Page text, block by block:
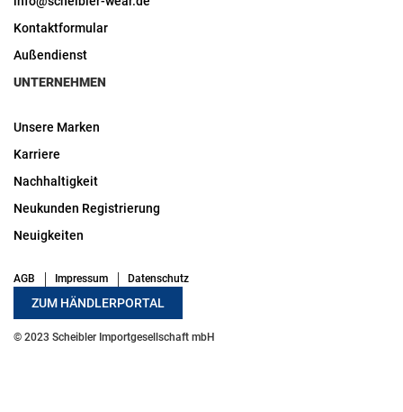
Kontaktformular
Außendienst
UNTERNEHMEN
Unsere Marken
Karriere
Nachhaltigkeit
Neukunden Registrierung
Neuigkeiten
AGB Impressum Datenschutz
ZUM HÄNDLERPORTAL
© 2023 Scheibler Importgesellschaft mbH